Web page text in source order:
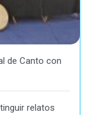
de Canto con
relatos